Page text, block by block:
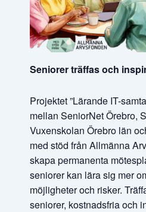
Seniorer träffas och
Projektet ”Lärande IT-
mellan SeniorNet Örebro,
Vuxenskolan Örebro län
med stöd från Allmänna
skapa permanenta
seniorer kan lära sig mer
möjligheter och risker.
seniorer, kostnadsfria och